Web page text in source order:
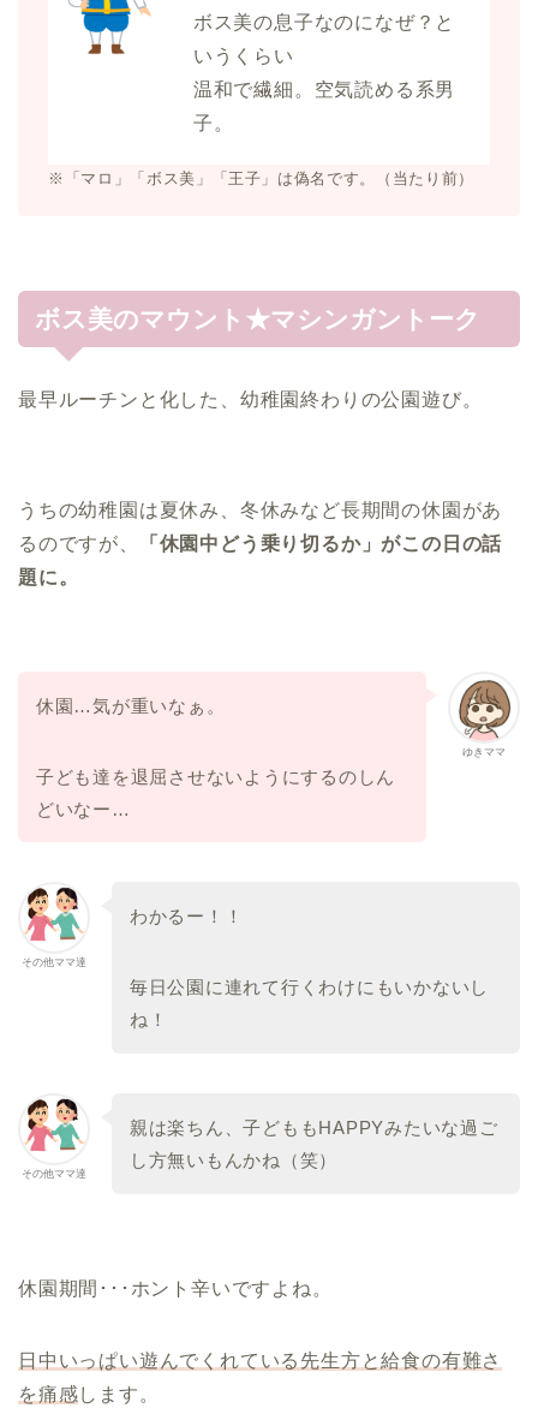
ボス美の息子なのになぜ？と
いうくらい
温和で繊細。空気読める系男
子。
※「マロ」「ボス美」「王子」は偽名です。（当たり前）
ボス美のマウント★マシンガントーク
最早ルーチンと化した、幼稚園終わりの公園遊び。
うちの幼稚園は夏休み、冬休みなど長期間の休園があ
るのですが、
「休園中どう乗り切るか」がこの日の話
題に。
ゆきママ
休園…気が重いなぁ。
子ども達を退屈させないようにするのしん
どいなー…
その他ママ達
わかるー！！
毎日公園に連れて行くわけにもいかないし
ね！
その他ママ達
親は楽ちん、子どももHAPPYみたいな過ご
し方無いもんかね（笑）
休園期間･･･ホント辛いですよね。
日中いっぱい遊んでくれている先生方と給食の有難さ
を痛感します。